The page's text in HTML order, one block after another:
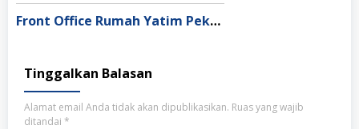
Front Office Rumah Yatim Pekanbaru
Tinggalkan Balasan
Alamat email Anda tidak akan dipublikasikan. Ruas yang wajib
ditandai *